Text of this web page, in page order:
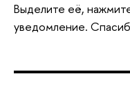
Выделите её,
уведомление.